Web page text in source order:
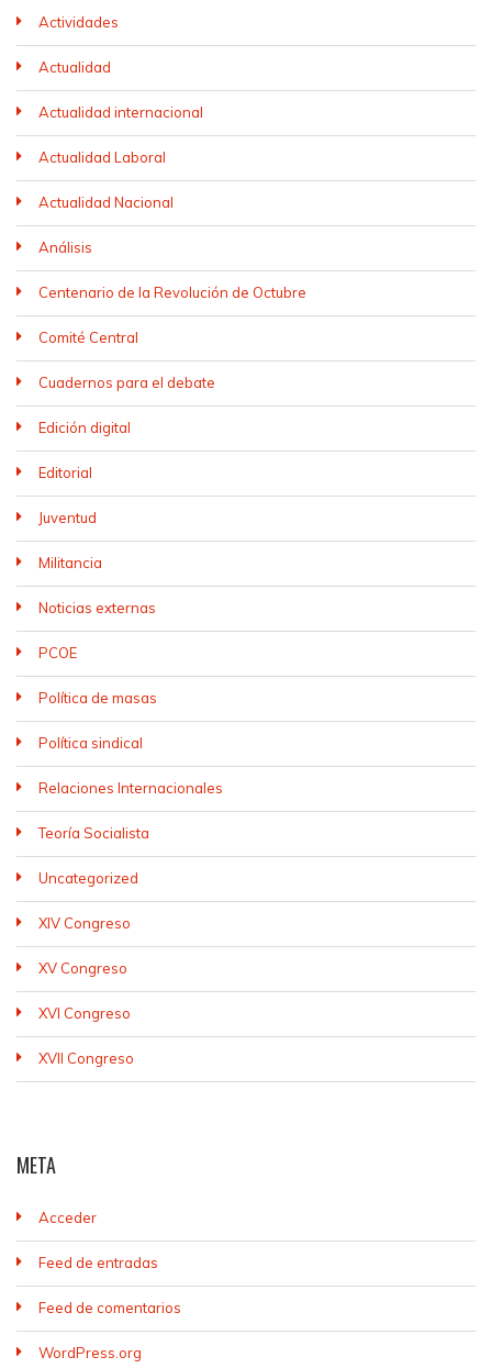
Actividades
Actualidad
Actualidad internacional
Actualidad Laboral
Actualidad Nacional
Análisis
Centenario de la Revolución de Octubre
Comité Central
Cuadernos para el debate
Edición digital
Editorial
Juventud
Militancia
Noticias externas
PCOE
Política de masas
Política sindical
Relaciones Internacionales
Teoría Socialista
Uncategorized
XIV Congreso
XV Congreso
XVI Congreso
XVII Congreso
META
Acceder
Feed de entradas
Feed de comentarios
WordPress.org